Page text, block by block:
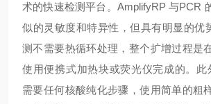
术的快速检测平台。AmplifyRP 与PCR
似的灵敏度和特异性，但具有明显的优
测不需要热循环处理，整个扩增过程是
使用便携式加热块或荧光仪完成的。此
需要任何核酸纯化步骤，使用简单的粗